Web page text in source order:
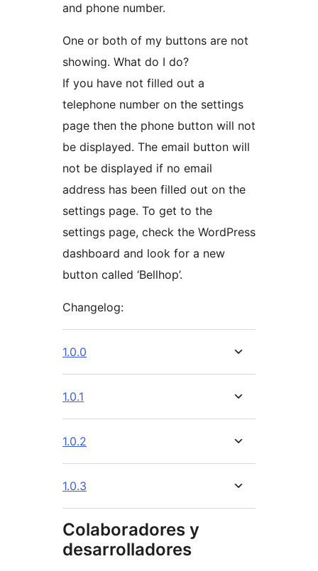
and phone number.
One or both of my buttons are not
showing. What do I do?
If you have not filled out a
telephone number on the settings
page then the phone button will not
be displayed. The email button will
not be displayed if no email
address has been filled out on the
settings page. To get to the
settings page, check the WordPress
dashboard and look for a new
button called ‘Bellhop’.
Changelog:
1.0.0
1.0.1
1.0.2
1.0.3
Colaboradores y
desarrolladores